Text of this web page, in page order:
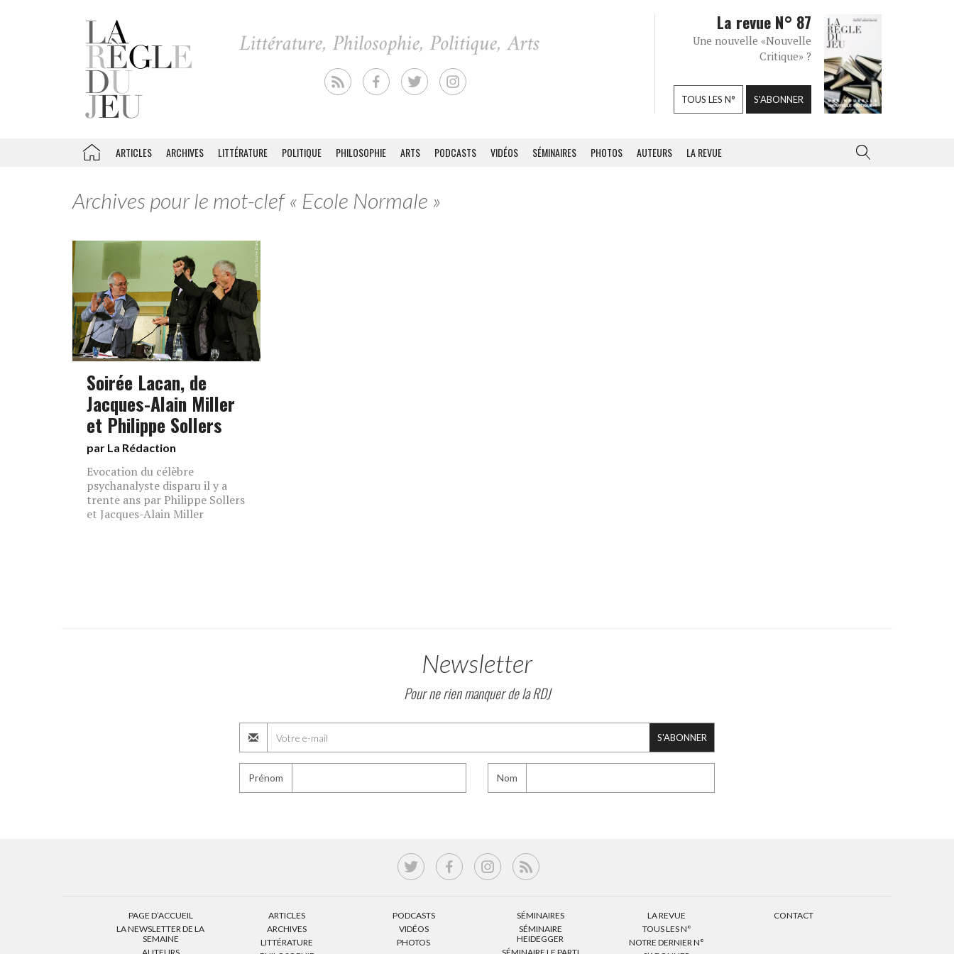
La revue N° 87
Une nouvelle «Nouvelle
Critique» ?
TOUS LES N° S'ABONNER
ARTICLES ARCHIVES LITTÉRATURE POLITIQUE PHILOSOPHIE ARTS PODCASTS VIDÉOS SÉMINAIRES PHOTOS AUTEURS LA REVUE
Archives pour le mot-clef « Ecole Normale »
Soirée Lacan, de
Jacques-Alain Miller
et Philippe Sollers
par La Rédaction
Evocation du célèbre
psychanalyste disparu il y a
trente ans par Philippe Sollers
et Jacques-Alain Miller
Newsletter
Pour ne rien manquer de la RDJ
S'ABONNER
Prénom Nom
PAGE D’ACCUEIL
LA NEWSLETTER DE LA
SEMAINE
ARTICLES
ARCHIVES
LITTÉRATURE
PODCASTS
VIDÉOS
PHOTOS
SÉMINAIRES
SÉMINAIRE
HEIDEGGER
LA REVUE
TOUS LES N°
NOTRE DERNIER N°
CONTACT